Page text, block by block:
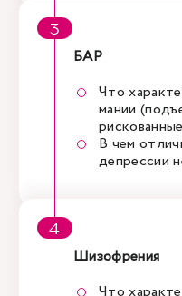
БАР
Что
мании
В чем
депрессии
Шизофрения